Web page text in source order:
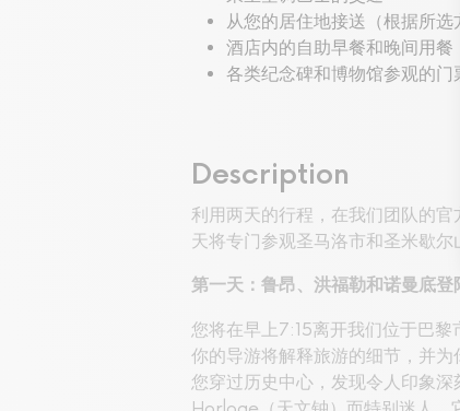
从您的居住地接送（根据所选
酒店内的自助早餐和晚间用餐
各类纪念碑和博物馆参观的门
Description
利用两天的行程，在我们团队的
天将专门参观圣马洛市和圣米歇尔
第一天：鲁昂、洪福勒和诺曼底登
您将在早上7:15离开我们位于巴
你的导游将解释旅游的细节，并
您穿过历史中心，发现令人印象